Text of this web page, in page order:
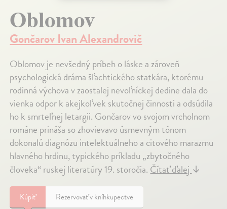
Oblomov
Gončarov Ivan Alexandrovič
Oblomov je nevšedný príbeh o láske a zároveň
psychologická dráma šľachtického statkára, ktorému
rodinná výchova v zaostalej nevoľníckej dedine dala do
vienka odpor k akejkoľvek skutočnej činnosti a odsúdila
ho k smrteľnej letargii. Gončarov vo svojom vrcholnom
románe prináša so zhovievavo úsmevným tónom
dokonalú diagnózu intelektuálneho a citového marazmu
hlavného hrdinu, typického príkladu „zbytočného
človeka“ ruskej literatúry 19. storočia.Čítať ďalej↓
Kúpiť Rezervovať v kníhkupectve